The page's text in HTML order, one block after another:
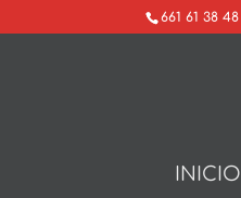
661 61 38 48
INICIO